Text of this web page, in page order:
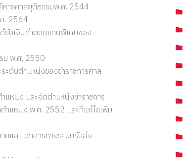
หารศาลยุติธรรมพ.ศ. 2544
. 2564
รับเงินค่าตอบแทนพิเศษของ
ม พ.ศ. 2550
ะดับตำแหน่งของข้าราชการศาล
แหน่ง และจัดตำแหน่งข้าราชการ
ำแหน่ง พ.ศ. 2552 และที่แก้ไขเพิ่ม
และเอกสารทางระบบรับส่ง